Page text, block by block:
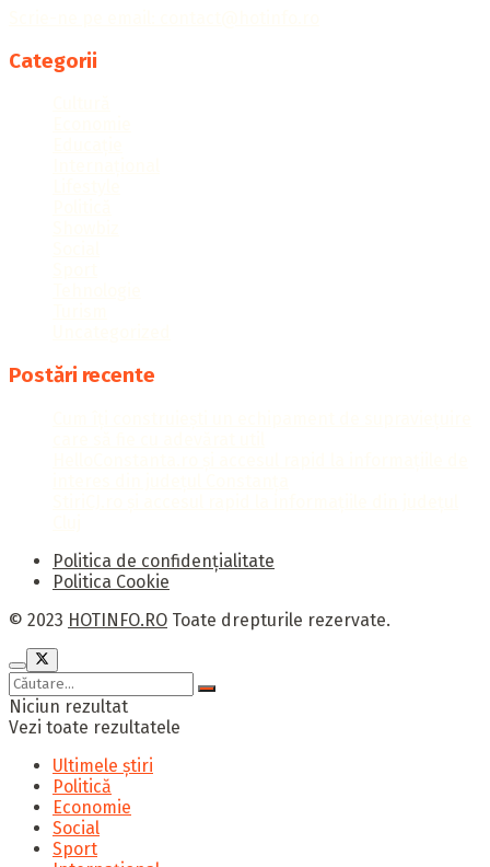
Categorii
Postări recente
Politica de confidențialitate
Politica Cookie
© 2023 HOTINFO.RO Toate drepturile rezervate.
Niciun rezultat
Vezi toate rezultatele
Ultimele știri
Politică
Economie
Social
Sport